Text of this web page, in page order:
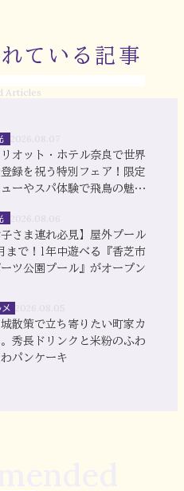
ている記事
Articles
リオット・ホテル奈良で世界
録を祝う特別フェア！限定
ューやスパ体験で飛鳥の魅力
子さま連れ必見】屋外プール
まで！1年中遊べる『香芝市
ーツ公園プール』がオープン
散策で立ち寄りたい町家カ
。秀長ドリンクと米粉のふわ
わパンケーキ